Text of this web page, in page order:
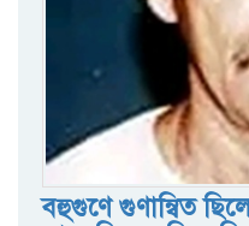
বহুগুণে গুণান্বিত